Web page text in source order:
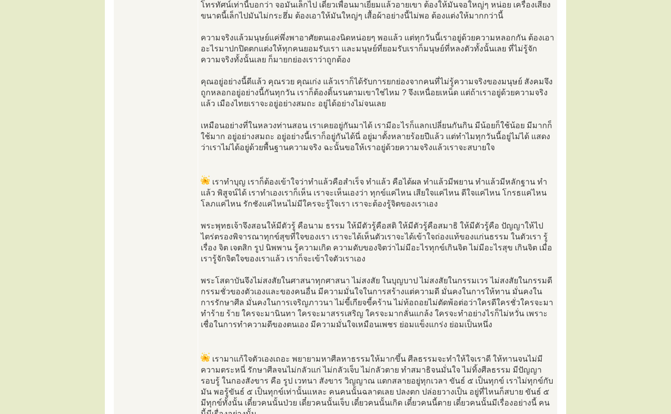
โทรทัศน์เท่านี้บอกว่า จอมันเล็กไป เดี๋ยวเพื่อนมาเยี่ยมแล้วอายเขา ต้องให้มันจอใหญ่ๆ หน่อย เครื่องเสียง
ขนาดนี้เล็กไปมันไม่กระฮึ่ม ต้องเอาให้มันใหญ่ๆ เสื้อผ้าอย่างนี้ไม่พอ ต้องแต่งให้มากกว่านี้
ความจริงแล้วมนุษย์แค่พึ่งพาอาศัยตนเองนิดหน่อยๆ พอแล้ว แต่ทุกวันนี้เราอยู่ด้วยความหลอกกัน ต้องเอา
อะไรมาปกปิดตกแต่งให้ทุกคนยอมรับเรา และมนุษย์ที่ยอมรับเราก็มนุษย์ที่หลงตัวทั้งนั้นเลย ที่ไม่รู้จัก
ความจริงทั้งนั้นเลย ก็มายกย่องเราว่าถูกต้อง
คุณอยู่อย่างนี้ดีแล้ว คุณรวย คุณเก่ง แล้วเราก็ได้รับการยกย่องจากคนที่ไม่รู้ความจริงของมนุษย์ สังคมจึง
ถูกหลอกอยู่อย่างนี้กันทุกวัน เราก็ต้องดิ้นรนตามเขาใช่ไหม ? จึงเหนื่อยเหน็ด แต่ถ้าเราอยู่ด้วยความจริง
แล้ว เมืองไทยเราจะอยู่อย่างสมถะ อยู่ได้อย่างไม่จนเลย
เหมือนอย่างที่ในหลวงท่านสอน เราเคยอยู่กันมาได้ เรามีอะไรก็แลกเปลี่ยนกันกิน มีน้อยก็ใช้น้อย มีมากก็
ใช้มาก อยู่อย่างสมถะ อยู่อย่างนี้เราก็อยู่กันได้นี่ อยู่มาตั้งหลายร้อยปีแล้ว แต่ทำไมทุกวันนี้อยู่ไม่ได้ แสดง
ว่าเราไม่ได้อยู่ด้วยพื้นฐานความจริง ฉะนั้นขอให้เราอยู่ด้วยความจริงแล้วเราจะสบายใจ
เราทำบุญ เราก็ต้องเข้าใจว่าทำแล้วคือสำเร็จ ทำแล้ว คือได้ผล ทำแล้วมีพยาน ทำแล้วมีหลักฐาน ทำ
แล้ว พิสูจน์ได้ เราทำเองเราก็เห็น เราจะเห็นเองว่า ทุกข์แค่ไหน เสียใจแค่ไหน ดีใจแค่ไหน โกรธแค่ไหน
โลภแค่ไหน รักชังแค่ไหนไม่มีใครจะรู้ใจเรา เราจะต้องรู้จิตของเราเอง
พระพุทธเจ้าจึงสอนให้มีตัวรู้ คือนาม ธรรม ให้มีตัวรู้คือสติ ให้มีตัวรู้คือสมาธิ ให้มีตัวรู้คือ ปัญญาให้ไป
ไตร่ตรองพิจารณาทุกข์สุขที่ใจของเรา เราจะได้เห็นตัวเราจะได้เข้าใจถ่องแท้ของแก่นธรรม ในตัวเรา รู้
เรื่อง จิต เจตสิก รูป นิพพาน รู้ความเกิด ความดับของจิตว่าไม่มีอะไรทุกข์เกินจิต ไม่มีอะไรสุข เกินจิต เมื่อ
เรารู้จักจิตใจของเราแล้ว เราก็จะเข้าใจตัวเราเอง
พระโสดาบันจึงไม่สงสัยในศาสนาทุกศาสนา ไม่สงสัย ในบุญบาป ไม่สงสัยในกรรมเวร ไม่สงสัยในกรรมดี
กรรมชั่วของตัวเองและของคนอื่น มีความมั่นใจในการสร้างแต่ความดี มั่นคงในการให้ทาน มั่นคงใน
การรักษาศีล มั่นคงในการเจริญภาวนา ไม่ขี้เกียจขี้คร้าน ไม่ท้อถอยไม่ตัดพ้อต่อว่าใครดีใครชั่วใครจะมา
ทำร้าย ร้าย ใครจะมานินทา ใครจะมาสรรเสริญ ใครจะมากลั่นแกล้ง ใครจะทำอย่างไรก็ไม่หวั่น เพราะ
เชื่อในการทำความดีของตนเอง มีความมั่นใจเหมือนเพชร ย่อมแข็งแกร่ง ย่อมเป็นหนึ่ง
เรามาแก้ใจตัวเองเถอะ พยายามหาศีลหาธรรมให้มากขึ้น ศีลธรรมจะทำให้ใจเราดี ให้ทานจนไม่มี
ความตระหนี่ รักษาศีลจนไม่กลัวแก่ ไม่กลัวเจ็บ ไม่กลัวตาย ทำสมาธิจนมั่นใจ ไม่ทิ้งศีลธรรม มีปัญญา
รอบรู้ ในกองสังขาร คือ รูป เวทนา สังขาร วิญญาณ แตกสลายอยู่ทุกเวลา ขันธ์ ๕ เป็นทุกข์ เราไม่ทุกข์กับ
มัน พอรู้ขันธ์ ๕ เป็นทุกข์เท่านั้นแหละ คนคนนั้นฉลาดเลย ปลงตก ปล่อยวางเป็น อยู่ที่ไหนก็สบาย ขันธ์ ๕
มีทุกข์ทั้งนั้น เดี๋ยวคนนั้นป่วย เดี๋ยวคนนั้นเจ็บ เดี๋ยวคนนั้นเกิด เดี๋ยวคนนี้ตาย เดี๋ยวคนนั้นมีเรื่องอย่างนี้ คน